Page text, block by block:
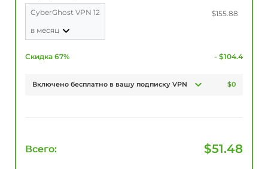
CyberGhost VPN 12
в месяц
$155.88
Скидка 67% - $104.4
Включено бесплатно в вашу подписку VPN $0
Всего: $51.48